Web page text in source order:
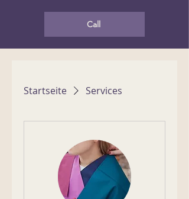
Call
Startseite Services